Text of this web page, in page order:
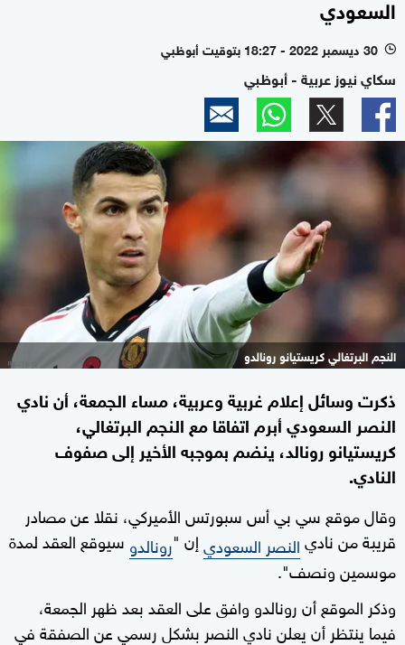
السعودي
l 30 ديسمبر 2022 - 18:27 بتوقيت أبوظبي
سكاي نيوز عربية - أبوظبي
النجم البرتغالي كريستيانو رونالدو
ذكرت وسائل إعلام غربية وعربية، مساء الجمعة، أن نادي
النصر السعودي أبرم اتفاقا مع النجم البرتغالي،
كريستيانو رونالد، ينضم بموجبه الأخير إلى صفوف
النادي.
وقال موقع سي بي أس سبورتس الأميركي، نقلا عن مصادر
قريبة من ناديالنصر السعوديإن "رونالدو سيوقع العقد لمدة
موسمين ونصف".
وذكر الموقع أن رونالدو وافق على العقد بعد ظهر الجمعة،
فيما ينتظر أن يعلن نادي النصر بشكل رسمي عن الصفقة في